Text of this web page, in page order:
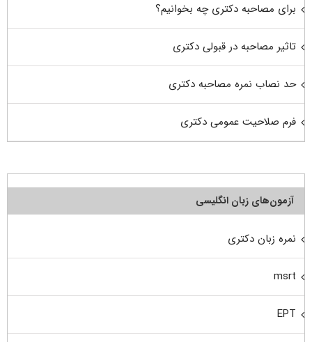
برای مصاحبه دکتری چه بخوانیم؟
تاثیر مصاحبه در قبولی دکتری
حد نصاب نمره مصاحبه دکتری
فرم صلاحیت عمومی دکتری
آزمون‌های زبان انگلیسی
نمره زبان دکتری
msrt
EPT